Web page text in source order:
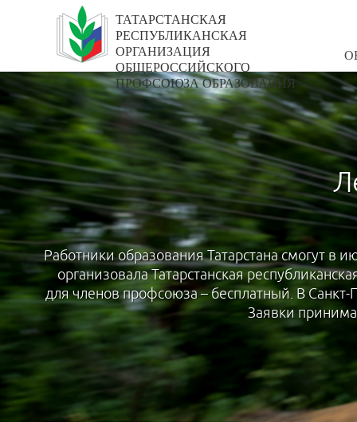
ТАТАРСТАНСКАЯ
РЕСПУБЛИКАНСКАЯ
ОРГАНИЗАЦИЯ
ОБЩЕРОССИЙСКОГО
ПРОФСОЮЗА ОБРАЗОВАНИЯ
Работники образования Татарстана смогут в
организовала Татарстанская
для членов профсоюза – бесплатный. В Санкт-
Заявки